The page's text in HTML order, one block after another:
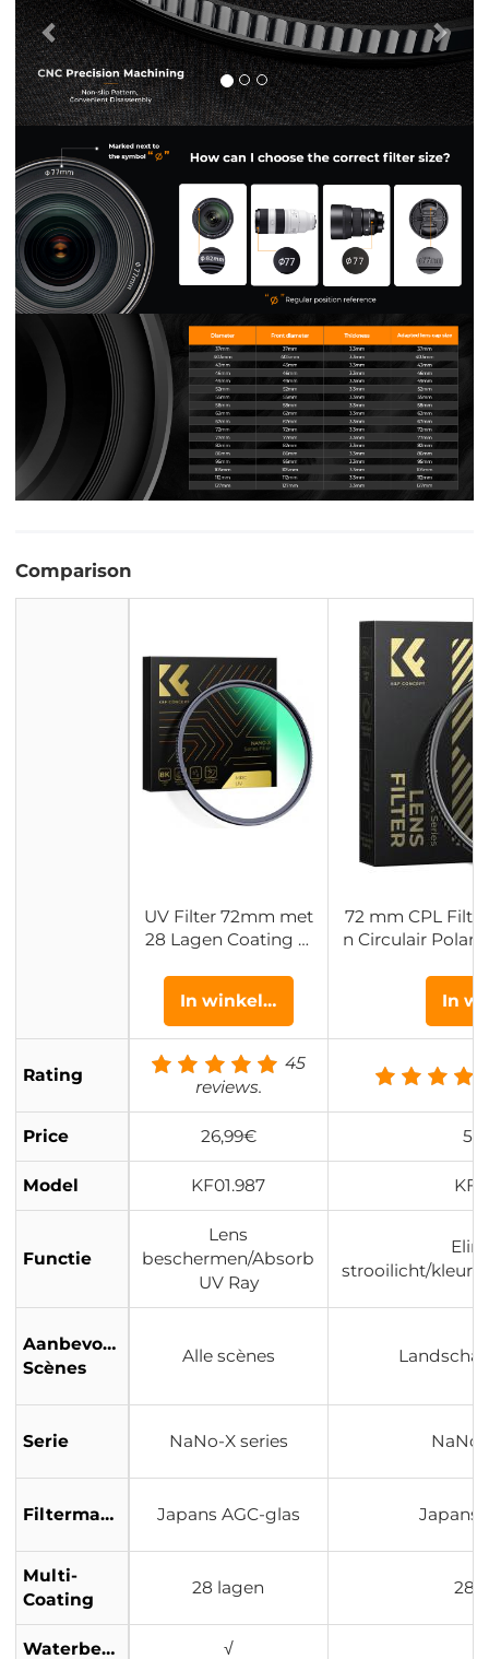
Comparison
UV Filter 72mm met
28 Lagen Coating H
bestendig - Nano Xc
el Serie
72 mm CPL
n Circulair
In winkelwagen In
Rating
45
reviews.
Price 26,99€
Model KF01.987
Functie
Lens
beschermen/Absorb
UV Ray
strooilicht/
Aanbevolen
Scènes
Alle scènes
Serie NaNo-X series NaNo-
Filtermateriaal Japans AGC-glas Japans
Multi-
Coating
28 lagen 28
Waterbestendig √